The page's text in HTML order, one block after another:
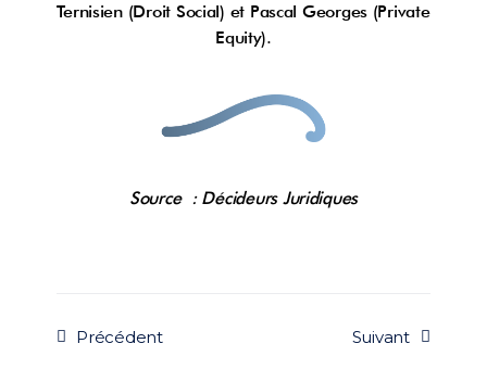
Ternisien (Droit Social) et Pascal Georges (Private
Equity).
Source : Décideurs Juridiques
Précédent Suivant